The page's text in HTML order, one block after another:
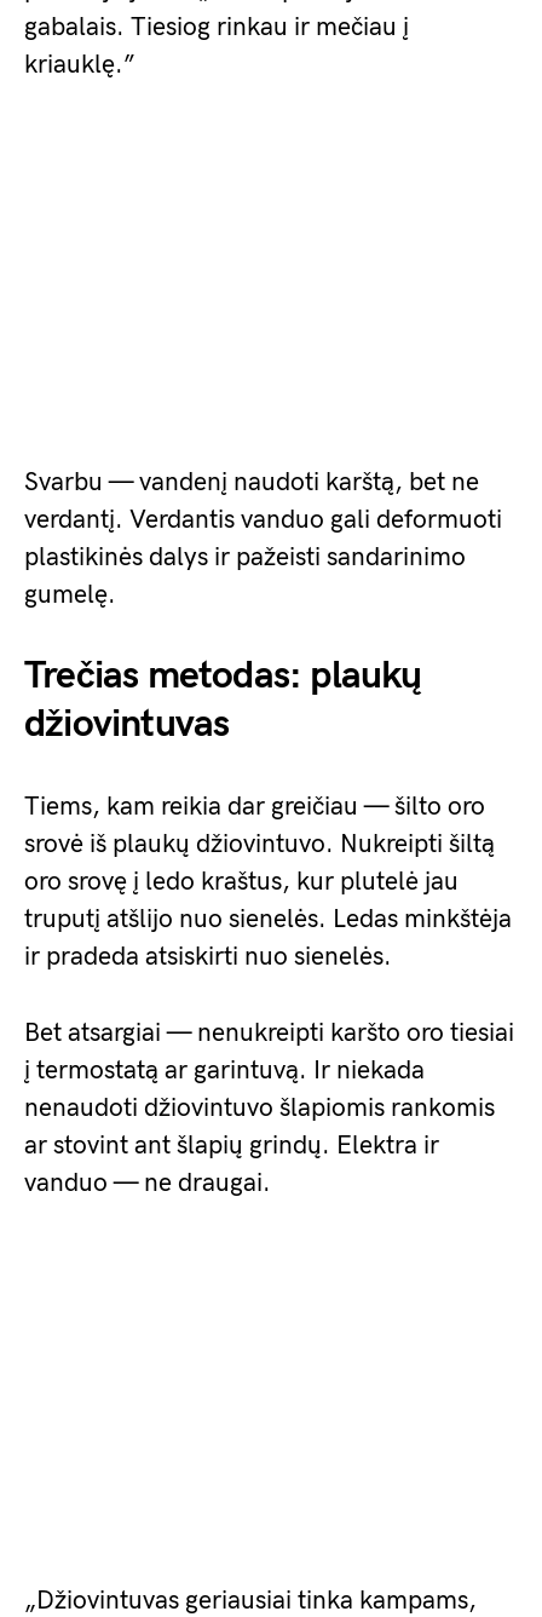
gabalais. Tiesiog rinkau ir mečiau į
kriauklę.”
Svarbu — vandenį naudoti karštą, bet ne
verdantį. Verdantis vanduo gali deformuoti
plastikinės dalys ir pažeisti sandarinimo
gumelę.
Trečias metodas: plaukų
džiovintuvas
Tiems, kam reikia dar greičiau — šilto oro
srovė iš plaukų džiovintuvo. Nukreipti šiltą
oro srovę į ledo kraštus, kur plutelė jau
truputį atšlijo nuo sienelės. Ledas minkštėja
ir pradeda atsiskirti nuo sienelės.
Bet atsargiai — nenukreipti karšto oro tiesiai
į termostatą ar garintuvą. Ir niekada
nenaudoti džiovintuvo šlapiomis rankomis
ar stovint ant šlapių grindų. Elektra ir
vanduo — ne draugai.
„Džiovintuvas geriausiai tinka kampams,